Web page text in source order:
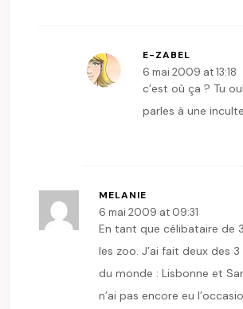
E-ZABEL
6 mai 2009 at 13:18
c’est où ça ? Tu
parles à une
MELANIE
6 mai 2009 at 09:31
En tant que célibataire de
les zoo. J’ai fait deux des
du monde : Lisbonne et
n’ai pas encore eu